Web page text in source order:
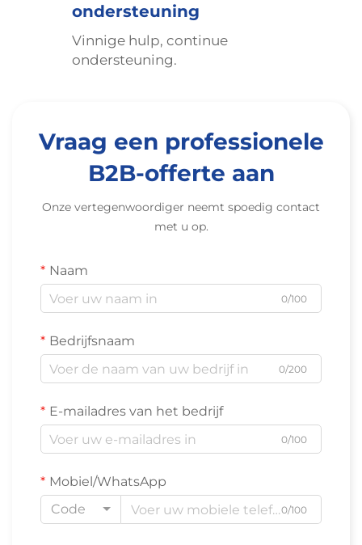
ondersteuning
Vinnige hulp, continue
ondersteuning.
Vraag een professionele
B2B-offerte aan
Onze vertegenwoordiger neemt spoedig contact
met u op.
Naam
0/100
Bedrijfsnaam
0/200
E-mailadres van het bedrijf
0/100
Mobiel/WhatsApp
Code
0/100